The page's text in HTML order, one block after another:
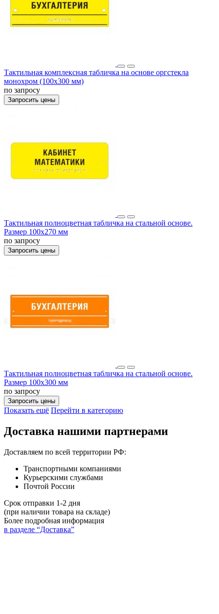
Тактильная комплексная табличка на основе оргстекла
монохром (100x300 мм)
по запросу
Запросить цены
Тактильная полноцветная табличка на стальной основе.
Размер 100x270 мм
по запросу
Запросить цены
Тактильная полноцветная табличка на стальной основе.
Размер 100x300 мм
по запросу
Запросить цены
Показать ещё Перейти в категорию
Доставка нашими партнерами
Доставляем по всей территории РФ:
Транспортными компаниями
Курьерскими службами
Почтой России
Срок отправки 1-2 дня
(при наличии товара на складе)
Более подробная информация
в разделе “Доставка”